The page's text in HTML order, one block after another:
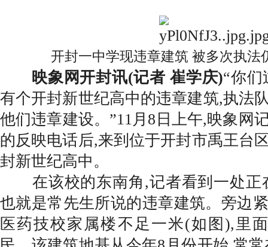
开封一中学现违章建筑 被多次执法
映象网开封讯(记者 崔学庆)“你们
有个开封新世纪高中的违章建筑,执法
他们违章建设。”11月8日上午,映象网
的反映电话后,来到位于开封市禹王台
封新世纪高中。
在该校的东南角,记者看到一处正
也就是常先生所说的违章建筑。旁边
医药技校家属楼不足一米(如图),里